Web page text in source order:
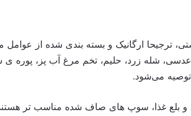
ترجیحا ارگانیک و بسته بندی شده از
عدسی، شله زرد، حلیم، تخم مرغ آب پز، پوره
می‌شود.
و بلع غذا، سوپ های صاف شده مناسب تر